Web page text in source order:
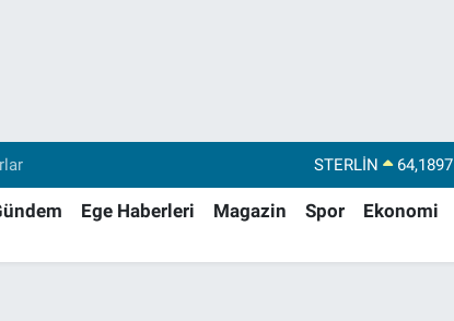
STERLİN
GRAM ALTIN
6574.81
Ege Haberleri Magazin Spor Ekonomi